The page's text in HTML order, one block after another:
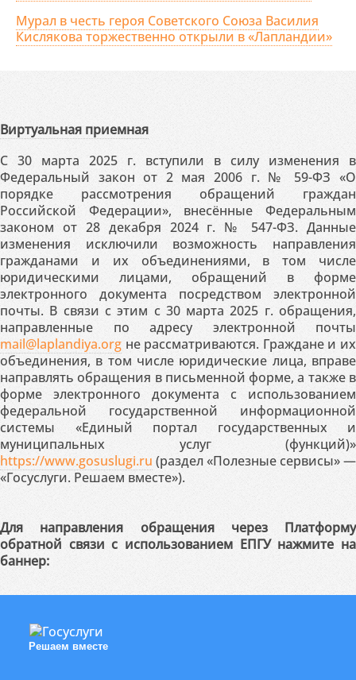
Мурал в честь героя Советского Союза Василия
Кислякова торжественно открыли в «Лапландии»
Виртуальная приемная
С 30 марта 2025 г. вступили в силу изменения в
Федеральный закон от 2 мая 2006 г. № 59-ФЗ «О
порядке рассмотрения обращений граждан
Российской Федерации», внесённые Федеральным
законом от 28 декабря 2024 г. № 547-ФЗ. Данные
изменения исключили возможность направления
гражданами и их объединениями, в том числе
юридическими лицами, обращений в форме
электронного документа посредством электронной
почты. В связи с этим с 30 марта 2025 г. обращения,
направленные по адресу электронной почты
mail@laplandiya.org не рассматриваются. Граждане и их
объединения, в том числе юридические лица, вправе
направлять обращения в письменной форме, а также в
форме электронного документа с использованием
федеральной государственной информационной
системы «Единый портал государственных и
муниципальных услуг (функций)»
https://www.gosuslugi.ru (раздел «Полезные сервисы» —
«Госуслуги. Решаем вместе»).
Для направления обращения через Платформу
обратной связи с использованием ЕПГУ нажмите на
баннер:
Решаем вместе